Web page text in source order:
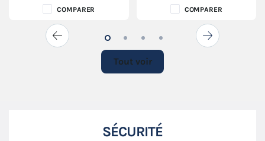
COMPARER COMPARER
Tout voir
SÉCURITÉ